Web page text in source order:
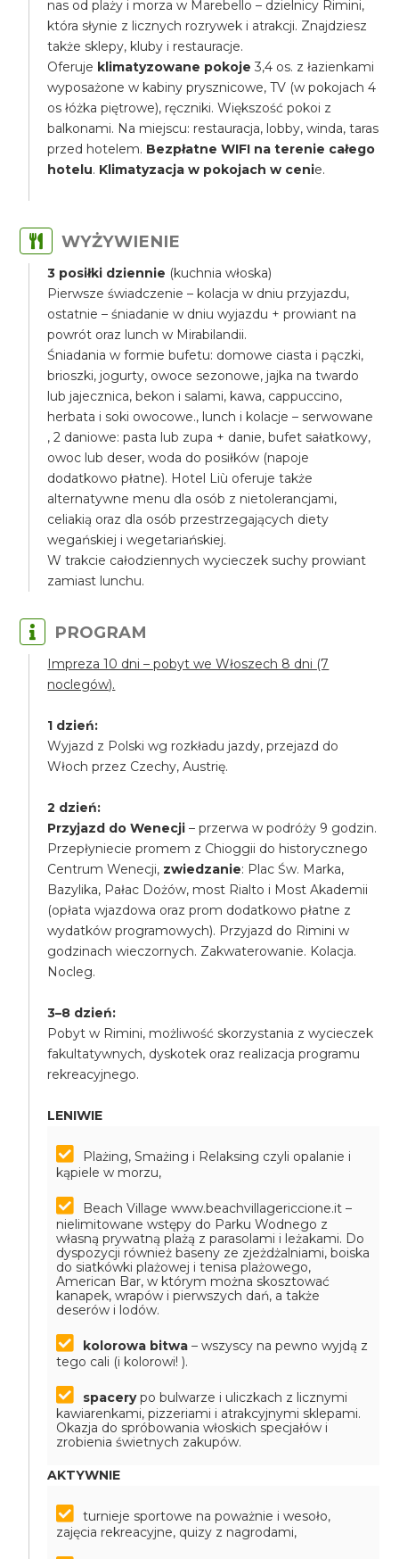
nas od plaży i morza w Marebello – dzielnicy Rimini,
która słynie z licznych rozrywek i atrakcji. Znajdziesz
także sklepy, kluby i restauracje.
Oferuje klimatyzowane pokoje 3,4 os. z łazienkami
wyposażone w kabiny prysznicowe, TV (w pokojach 4
os łóżka piętrowe), ręczniki. Większość pokoi z
balkonami. Na miejscu: restauracja, lobby, winda, taras
przed hotelem. Bezpłatne WIFI na terenie całego
hotelu. Klimatyzacja w pokojach w cenie.
WYŻYWIENIE
3 posiłki dziennie (kuchnia włoska)
Pierwsze świadczenie – kolacja w dniu przyjazdu,
ostatnie – śniadanie w dniu wyjazdu + prowiant na
powrót oraz lunch w Mirabilandii.
Śniadania w formie bufetu: domowe ciasta i pączki,
brioszki, jogurty, owoce sezonowe, jajka na twardo
lub jajecznica, bekon i salami, kawa, cappuccino,
herbata i soki owocowe., lunch i kolacje – serwowane
, 2 daniowe: pasta lub zupa + danie, bufet sałatkowy,
owoc lub deser, woda do posiłków (napoje
dodatkowo płatne). Hotel Liù oferuje także
alternatywne menu dla osób z nietolerancjami,
celiakią oraz dla osób przestrzegających diety
wegańskiej i wegetariańskiej.
W trakcie całodziennych wycieczek suchy prowiant
zamiast lunchu.
PROGRAM
Impreza 10 dni – pobyt we Włoszech 8 dni (7
noclegów).
1 dzień:
Wyjazd z Polski wg rozkładu jazdy, przejazd do
Włoch przez Czechy, Austrię.
2 dzień:
Przyjazd do Wenecji – przerwa w podróży 9 godzin.
Przepłyniecie promem z Chioggii do historycznego
Centrum Wenecji, zwiedzanie: Plac Św. Marka,
Bazylika, Pałac Dożów, most Rialto i Most Akademii
(opłata wjazdowa oraz prom dodatkowo płatne z
wydatków programowych). Przyjazd do Rimini w
godzinach wieczornych. Zakwaterowanie. Kolacja.
Nocleg.
3–8 dzień:
Pobyt w Rimini, możliwość skorzystania z wycieczek
fakultatywnych, dyskotek oraz realizacja programu
rekreacyjnego.
LENIWIE
Plażing, Smażing i Relaksing czyli opalanie i
kąpiele w morzu,
Beach Village www.beachvillagericcione.it –
nielimitowane wstępy do Parku Wodnego z
własną prywatną plażą z parasolami i leżakami. Do
dyspozycji również baseny ze zjeżdżalniami, boiska
do siatkówki plażowej i tenisa plażowego,
American Bar, w którym można skosztować
kanapek, wrapów i pierwszych dań, a także
deserów i lodów.
kolorowa bitwa – wszyscy na pewno wyjdą z
tego cali (i kolorowi! ).
spacerypo bulwarze i uliczkach z licznymi
kawiarenkami, pizzeriami i atrakcyjnymi sklepami.
Okazja do spróbowania włoskich specjałów i
zrobienia świetnych zakupów.
AKTYWNIE
turnieje sportowe na poważnie i wesoło,
zajęcia rekreacyjne, quizy z nagrodami,